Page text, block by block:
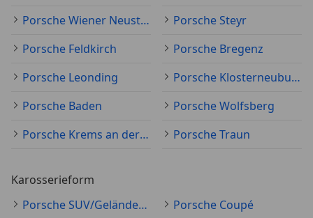
Porsche Wiener Neustadt
Porsche Steyr
Porsche Feldkirch
Porsche Bregenz
Porsche Leonding
Porsche Klosterneuburg
Porsche Baden
Porsche Wolfsberg
Porsche Krems an der Donau
Porsche Traun
Karosserieform
Porsche SUV/Geländewagen/Pickup
Porsche Coupé